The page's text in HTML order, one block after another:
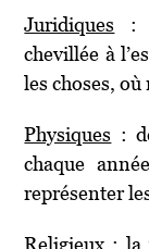
Juridiques :
chevillée à
les choses,
Physiques :
chaque
représenter
Religieux : la